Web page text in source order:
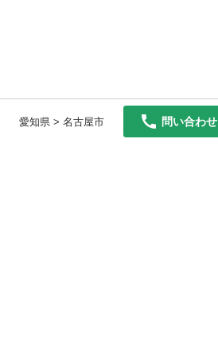
愛知県 > 名古屋市 問い合わせ